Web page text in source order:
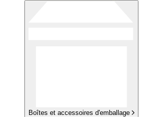
Boîtes et accessoires d'emballage